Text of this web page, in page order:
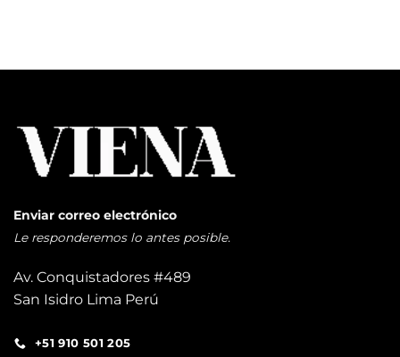
Enviar correo electrónico
Le responderemos lo antes posible.
Av. Conquistadores #489
San Isidro Lima Perú
+51 910 501 205